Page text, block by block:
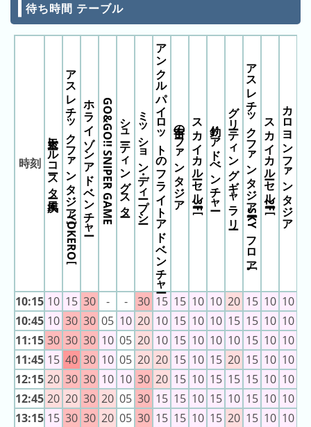
先
月
今
年
の
ラ
去
年
の
ラ
ン
キ
ン
グ
ンタジア［YOKERO］
待ち時間 テーブル
時刻 天空レールコースター疾風アスレチックファンタジア［YOKERO］ホライゾンアドベンチャーGO&GO!! SNIPER GAMEシューティングスターミッション・ディープシーアンクルパイロットのフライトアドベンチャー宇宙のファンタジアスカイカルーセル［3F］釣りアドべンチャーグリーティングギャラリーアスレチックファンタジア［SKYフロア］スカイカルーセル［2F］カロヨンファンタジア
10:15 10 15 30 - - 30 15 15 10 10 20 15 10 10
10:45 10 30 30 05 10 20 10 15 10 10 15 15 10 10
11:15 30 30 30 10 05 20 10 15 10 10 10 15 10 10
11:45 15 40 30 10 05 20 20 15 10 15 20 15 10 10
12:15 20 30 30 10 10 30 20 15 10 15 15 15 10 10
12:45 20 20 30 20 05 30 15 15 10 15 10 15 10 10
13:15 15 30 30 20 05 30 15 15 10 15 20 15 10 10